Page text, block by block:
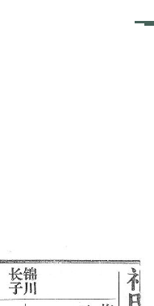
菜